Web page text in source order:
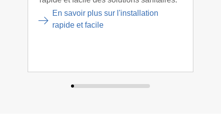
En savoir plus sur l'installation
rapide et facile